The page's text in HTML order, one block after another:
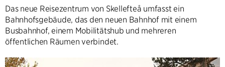
Das neue Reisezentrum von Skellefteå umfasst ein
Bahnhofsgebäude, das den neuen Bahnhof mit einem
Busbahnhof, einem Mobilitätshub und mehreren
öffentlichen Räumen verbindet.